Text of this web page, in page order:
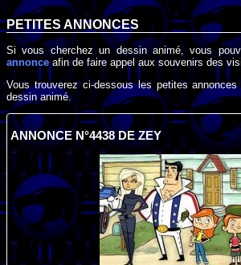
PETITES ANNONCES
Si vous cherchez un dessin animé, vous
annonceafin de faire appel aux souvenirs des
Vous trouverez ci-dessous les petites
dessin animé.
ANNONCE N°4438 DE ZEY